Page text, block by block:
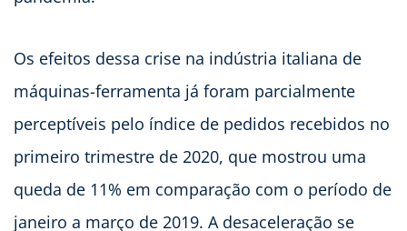
Os efeitos dessa crise na indústria italiana de
máquinas-ferramenta já foram parcialmente
perceptíveis pelo índice de pedidos recebidos no
primeiro trimestre de 2020, que mostrou uma
queda de 11% em comparação com o período de
janeiro a março de 2019. A desaceleração se